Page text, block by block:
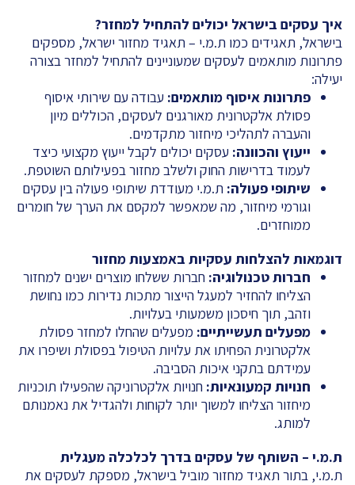
איך עסקים בישראל יכולים להתחיל למחזר?
בישראל, תאגידים כמו ת.מ.י – תאגיד מחזור ישראל, מספקים
פתרונות מותאמים לעסקים שמעוניינים להתחיל למחזר בצורה
יעילה:
פתרונות איסוף מותאמים: עבודה עם שירותי איסוף
פסולת אלקטרונית מאורגנים לעסקים, הכוללים מיון
והעברה לתהליכי מיחזור מתקדמים.
ייעוץ והכוונה: עסקים יכולים לקבל ייעוץ מקצועי כיצד
לעמוד בדרישות החוק ולשלב מחזור בפעילותם השוטפת.
שיתופי פעולה: ת.מ.י מעודדת שיתופי פעולה בין עסקים
וגורמי מיחזור, מה שמאפשר למקסם את הערך של חומרים
ממוחזרים.
דוגמאות להצלחות עסקיות באמצעות מחזור
חברות טכנולוגיה: חברות ששלחו מוצרים ישנים למחזור
הצליחו להחזיר למעגל הייצור מתכות נדירות כמו נחושת
וזהב, תוך חיסכון משמעותי בעלויות.
מפעלים תעשייתיים: מפעלים שהחלו למחזר פסולת
אלקטרונית הפחיתו את עלויות הטיפול בפסולת ושיפרו את
עמידתם בתקני איכות הסביבה.
חנויות קמעונאיות: חנויות אלקטרוניקה שהפעילו תוכניות
מיחזור הצליחו למשוך יותר לקוחות ולהגדיל את נאמנותם
למותג.
ת.מ.י – השותף של עסקים בדרך לכלכלה מעגלית
ת.מ.י, בתור תאגיד מחזור מוביל בישראל, מספקת לעסקים את